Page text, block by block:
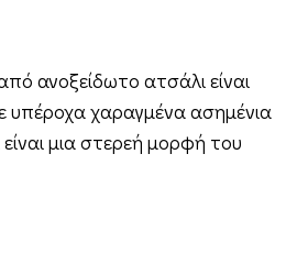
ανοξείδωτο ατσάλι είναι
υπέροχα χαραγμένα ασημένια
μια στερεή μορφή του